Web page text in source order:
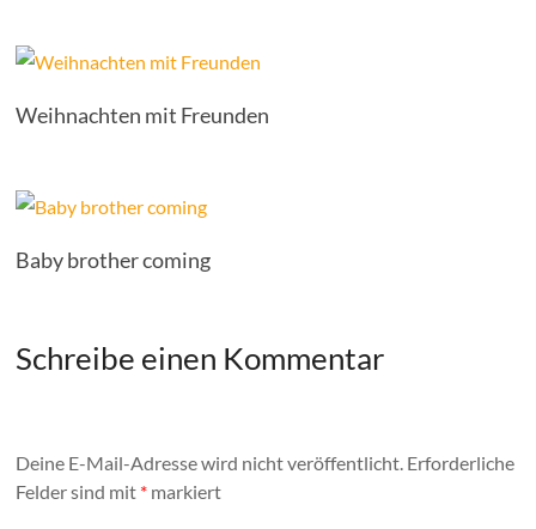
Weihnachten mit Freunden
Baby brother coming
Schreibe einen Kommentar
Deine E-Mail-Adresse wird nicht veröffentlicht. Erforderliche
Felder sind mit * markiert